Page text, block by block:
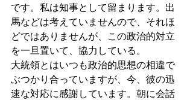
です。私は知事として留まります。出
馬などは考えていませんので、それほ
どではありませんが、この政治的対立
を一旦置いて、協力している。
大統領とはいつも政治的思想の相違で
ぶつかり合っていますが、今、彼の迅
速な対応に感謝しています。朝に会話